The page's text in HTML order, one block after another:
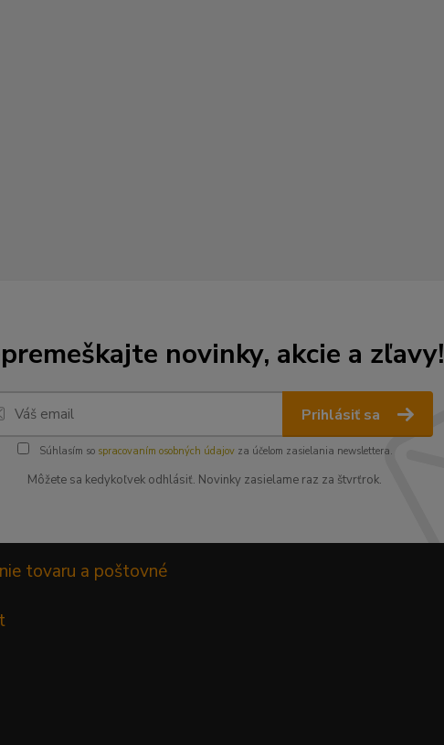
novinky, akcie a zľavy!
Prihlásiť sa
Súhlasím so spracovaním osobných údajovza účelom zasielania newslettera.
Môžete sa kedykoľvek odhlásiť. Novinky zasielame raz za štvrťrok.
tovaru a poštovné